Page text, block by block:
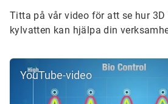
Titta på vår video för att se hur 3D
kylvatten kan hjälpa din
YouTube-video